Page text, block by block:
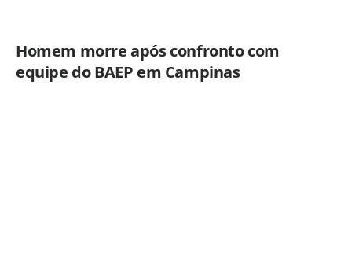
Homem morre após confronto com
equipe do BAEP em Campinas